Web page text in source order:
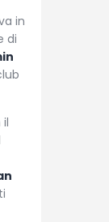
in
di
il